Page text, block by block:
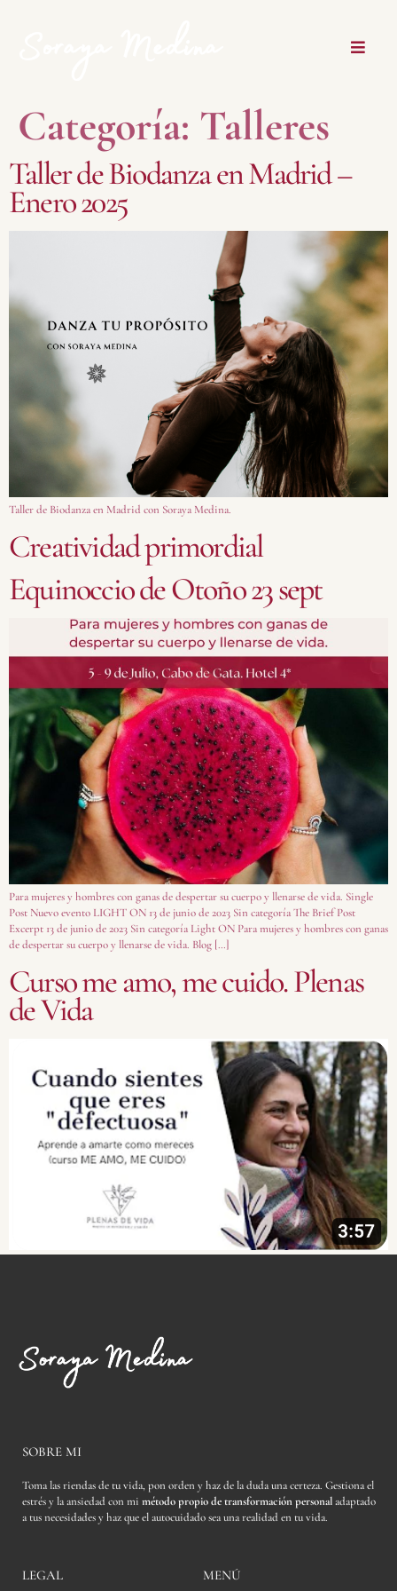
Categoría: Talleres
Taller de Biodanza en Madrid –
Enero 2025
Taller de Biodanza en Madrid con Soraya Medina.
Creatividad primordial
Equinoccio de Otoño 23 sept
Para mujeres y hombres con ganas de despertar su cuerpo y llenarse de vida. Single
Post Nuevo evento LIGHT ON 13 de junio de 2023 Sin categoría The Brief Post
Excerpt 13 de junio de 2023 Sin categoría Light ON Para mujeres y hombres con ganas
de despertar su cuerpo y llenarse de vida. Blog […]
Curso me amo, me cuido. Plenas
de Vida
SOBRE MI
Toma las riendas de tu vida, pon orden y haz de la duda una certeza. Gestiona el
estrés y la ansiedad con mi método propio de transformación personaladaptado
a tus necesidades y haz que el autocuidado sea una realidad en tu vida.
LEGAL MENÚ